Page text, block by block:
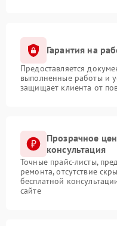
Гарантия на
Предоставляется
выполненные работы и
защищает клиента от
Прозрачное
консультация
Точные прайс-листы,
ремонта, отсутствие
бесплатной
сайте